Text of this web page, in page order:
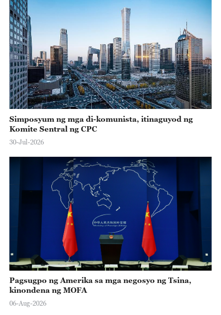
Simposyum ng mga di-komunista, itinaguyod ng
Komite Sentral ng CPC
30-Jul-2026
Pagsugpo ng Amerika sa mga negosyo ng Tsina,
kinondena ng MOFA
06-Aug-2026